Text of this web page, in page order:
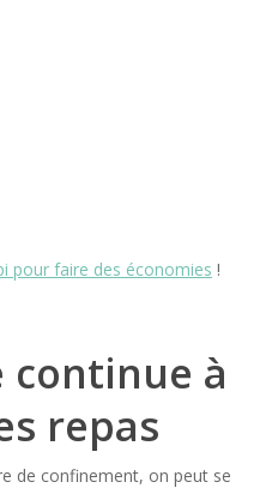
pour faire des économies !
continue à
repas
de confinement, on peut se